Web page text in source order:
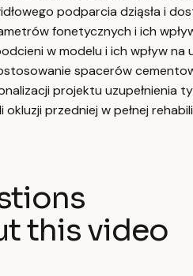
podparcia dziąsła i
fonetycznych i ich
w modelu i ich wpływ
spacerów
projektu uzupełnienia
okluzji przedniej w pełnej
this video